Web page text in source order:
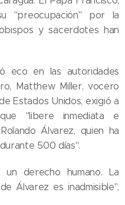
"preocupación" por la
y sacerdotes han
eco en las autoridades
Matthew Miller, vocero
Estados Unidos, exigió a
"libere inmediata e
Álvarez, quien ha
500 días".
derecho humano. La
Álvarez es inadmisible",